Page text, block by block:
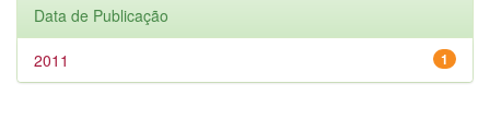
Data de Publicação
1
2011